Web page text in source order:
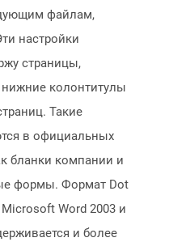
файлам,
настройки
страницы,
колонтитулы
Такие
в официальных
бланки компании и
формы. Формат Dot
Word 2003 и
и более